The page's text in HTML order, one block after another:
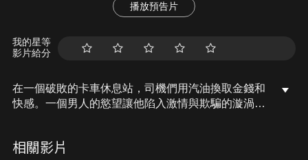
播放預告片
我的星等
影片給分
在一個破敗的卡車休息站，司機們用汽油換取金錢和
快感。一個男人的慾望讓他陷入激情與欺騙的漩渦，
相關影片